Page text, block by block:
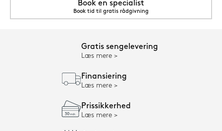
Book en specialist
Book tid til gratis rådgivning
Gratis sengelevering
Læs mere
Finansiering
Læs mere
Prissikkerhed
Læs mere